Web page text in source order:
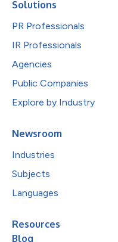
Solutions
PR Professionals
IR Professionals
Agencies
Public Companies
Explore by Industry
Newsroom
Industries
Subjects
Languages
Resources
Blog